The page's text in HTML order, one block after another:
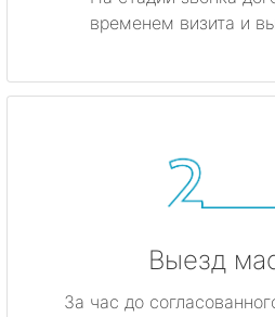
временем визита и
Выезд
За час до